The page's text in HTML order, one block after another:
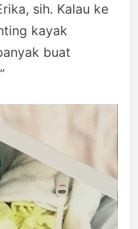
sih. Kalau ke
kayak
buat